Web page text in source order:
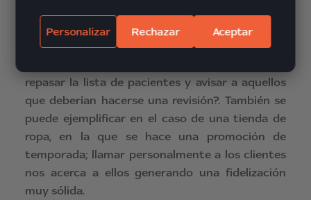
expertos recomiendan una revisión anual, sin
embargo son muchas las personas que se
repasar la lista de pacientes y avisar a aquellos
que deberían hacerse una revisión?. También se
puede ejemplificar en el caso de una tienda de
ropa, en la que se hace una promoción de
temporada; llamar personalmente a los clientes
nos acerca a ellos generando una fidelización
muy sólida.
Personalizar Rechazar Aceptar